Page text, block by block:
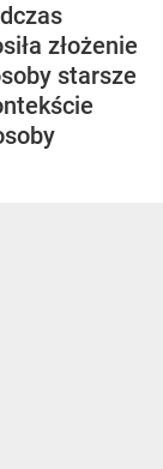
złożenie
starsze